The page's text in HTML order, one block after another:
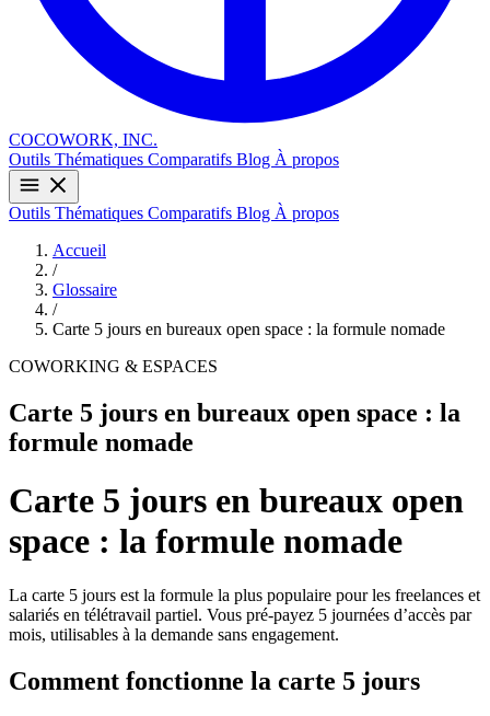
COCOWORK, INC.
Outils Thématiques Comparatifs Blog À propos
Outils Thématiques Comparatifs Blog À propos
Accueil
/
Glossaire
/
Carte 5 jours en bureaux open space : la formule nomade
COWORKING & ESPACES
Carte 5 jours en bureaux open space : la
formule nomade
Carte 5 jours en bureaux open
space : la formule nomade
La carte 5 jours est la formule la plus populaire pour les freelances et
salariés en télétravail partiel. Vous pré-payez 5 journées d’accès par
mois, utilisables à la demande sans engagement.
Comment fonctionne la carte 5 jours